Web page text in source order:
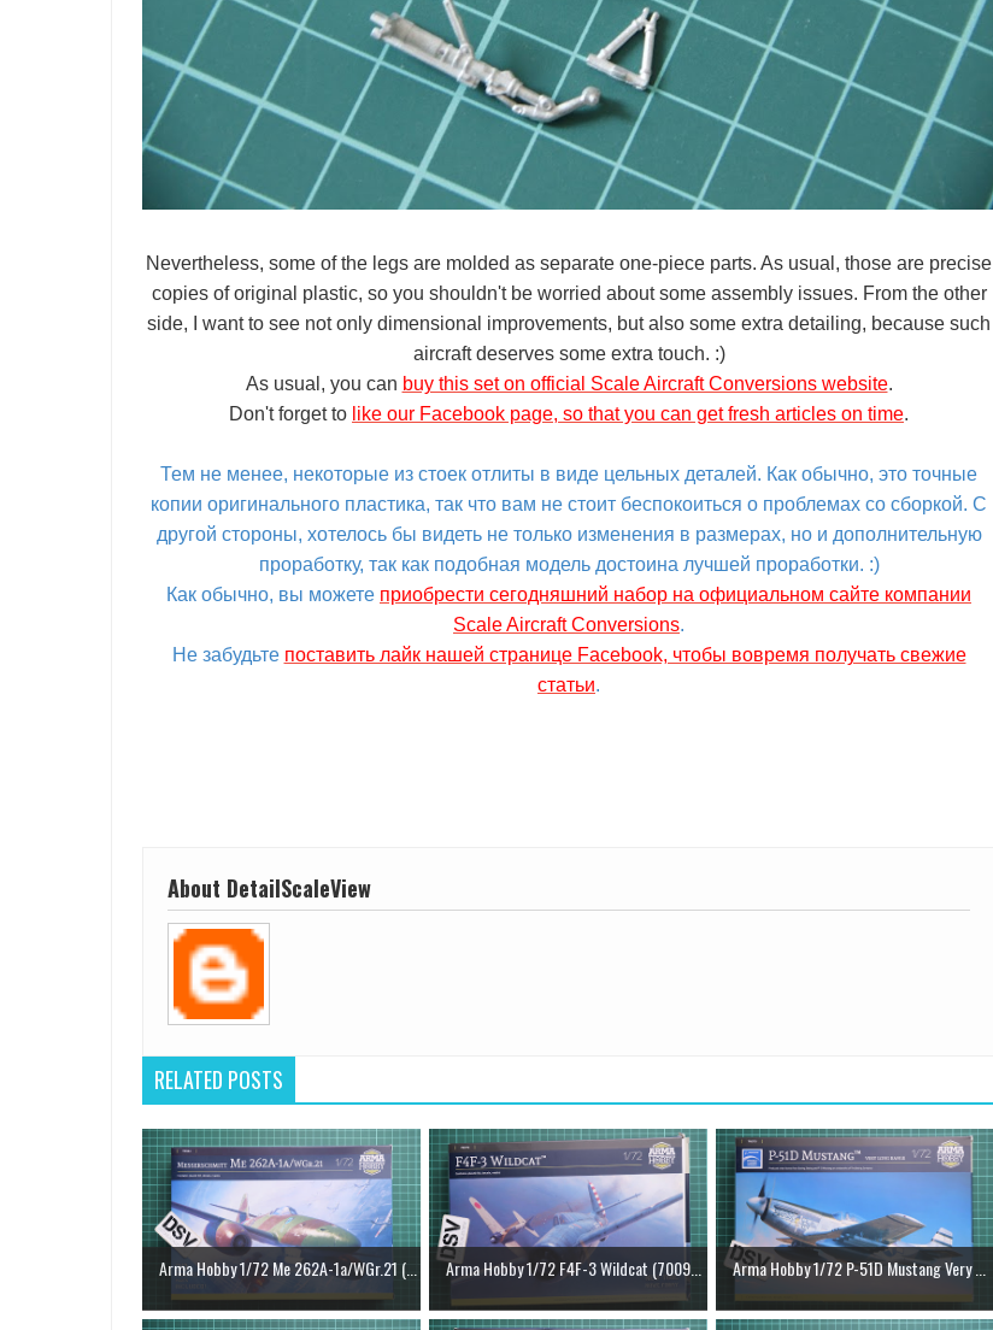
Nevertheless, some of the legs are molded as separate one-piece parts. As usual, those are precise
copies of original plastic, so you shouldn't be worried about some assembly issues. From the other
side, I want to see not only dimensional improvements, but also some extra detailing, because such
aircraft deserves some extra touch. :)
As usual, you can buy this set on official Scale Aircraft Conversions website.
Don't forget to like our Facebook page, so that you can get fresh articles on time.
Тем не менее, некоторые из стоек отлиты в виде цельных деталей. Как обычно, это точные
копии оригинального пластика, так что вам не стоит беспокоиться о проблемах со сборкой. С
другой стороны, хотелось бы видеть не только изменения в размерах, но и дополнительную
проработку, так как подобная модель достоина лучшей проработки. :)
Как обычно, вы можете приобрести сегодняшний набор на официальном сайте компании
Scale Aircraft Conversions.
Не забудьте поставить лайк нашей странице Facebook, чтобы вовремя получать свежие
статьи.
About DetailScaleView
RELATED POSTS
Arma Hobby 1/72 Me 262A-1a/WGr.21 (... Arma Hobby 1/72 F4F-3 Wildcat (7009... Arma Hobby 1/72 P-51D Mustang Very ...